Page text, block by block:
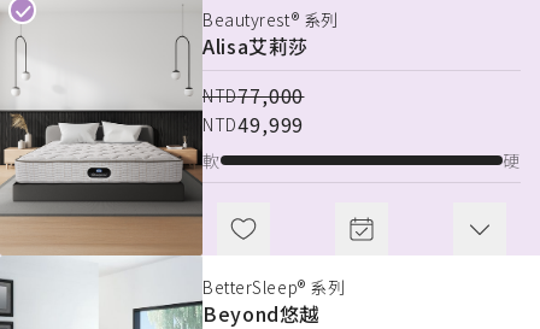
BetterSleep® 系列
Beyond悠越
Beautyrest® 系列
Alisa艾莉莎
NTD77,000
NTD49,999
軟 硬
BetterSleep® 系列
Beyond悠越
Beautyrest® 系列
Alisa艾莉莎
NTD77,000
NTD49,999
軟 硬